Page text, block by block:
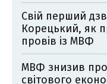
Свій перший
Корецький, як
провів із МВФ
МВФ знизив
світового